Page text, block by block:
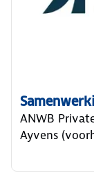
ANWB
Ayvens